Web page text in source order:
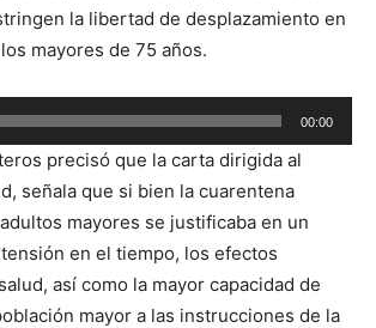
la libertad de desplazamiento en
mayores de 75 años.
00:00
precisó que la carta dirigida al
señala que si bien la cuarentena
mayores se justificaba en un
en el tiempo, los efectos
así como la mayor capacidad de
mayor a las instrucciones de la